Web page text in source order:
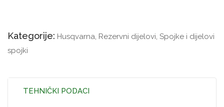
Kategorije: Husqvarna, Rezervni dijelovi, Spojke i dijelovi
spojki
TEHNIČKI PODACI